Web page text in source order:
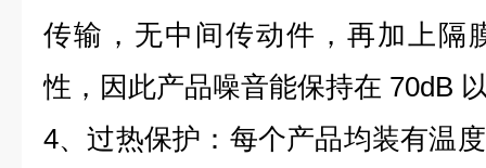
传输，无中间传动件，再加上隔
性，因此产品噪音能保持在 70dB
4、过热保护：每个产品均装有温